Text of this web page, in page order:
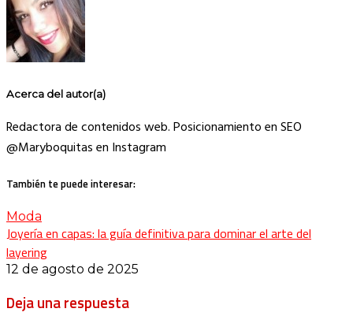
Acerca del autor(a)
Redactora de contenidos web. Posicionamiento en SEO
@Maryboquitas en Instagram
También te puede interesar:
Moda
Joyería en capas: la guía definitiva para dominar el arte del
layering
12 de agosto de 2025
Deja una respuesta